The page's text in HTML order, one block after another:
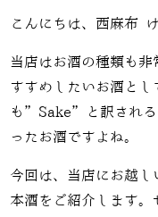
こんにちは、西麻布
当店はお酒の種類も
すすめしたいお酒と
も”Sake”と訳される
ったお酒ですよね。
今回は、当店にお越
本酒をご紹介します